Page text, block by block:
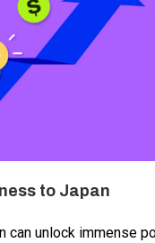
to Japan
can unlock immense